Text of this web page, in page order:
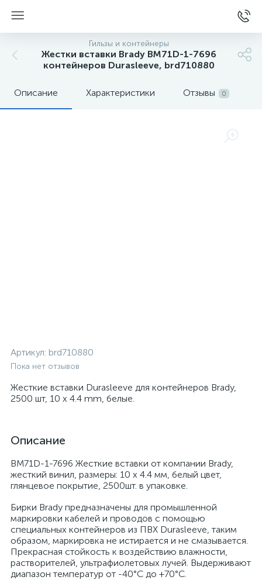
Гильзы и контейнеры
Жестки вставки Brady BM71D-1-7696
контейнеров Durasleeve, brd710880
Описание Характеристики Отзывы 0
Артикул: brd710880
Пока нет отзывов
Жесткие вставки Durasleeve для контейнеров Brady,
2500 шт, 10 х 4.4 mm, белые.
Описание
BM71D-1-7696 Жесткие вставки от компании Brady,
жесткий винил, размеры: 10 х 4.4 мм, белый цвет,
глянцевое покрытие, 2500шт. в упаковке.
Бирки Brady предназначены для промышленной
маркировки кабелей и проводов с помощью
специальных контейнеров из ПВХ Durasleeve, таким
образом, маркировка не истирается и не смазывается.
Прекрасная стойкость к воздействию влажности,
растворителей, ультрафиолетовых лучей. Выдерживают
диапазон температур от -40°С до +70°С.